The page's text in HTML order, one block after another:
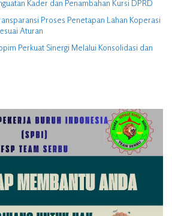
Kader dan Penambahan Kursi DPRD
Proses Penetapan Lahan Koperasi
Aturan
Perkuat Sinergi Melalui Konsolidasi dan